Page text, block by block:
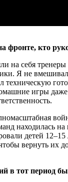
фронте, кто
на себя
Я не
техническую
игры даже
находилась
детей
вернуть их
в тот период